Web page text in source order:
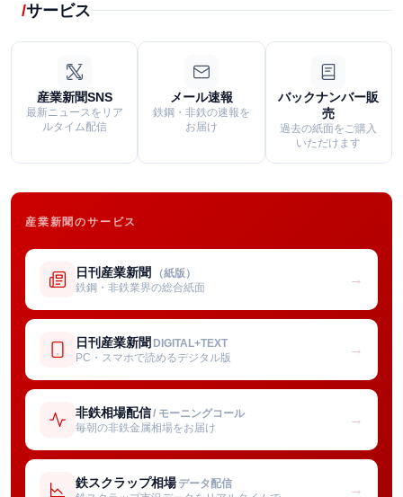
サービス
産業新聞SNS
最新ニュースをリア
ルタイム配信
メール速報
鉄鋼・非鉄の速報を
お届け
バックナンバー販
売
過去の紙面をご購入
いただけます
産業新聞のサービス
日刊産業新聞 （紙版）
鉄鋼・非鉄業界の総合紙面
→
日刊産業新聞 DIGITAL+TEXT
PC・スマホで読めるデジタル版
→
非鉄相場配信/ モーニングコール
毎朝の非鉄金属相場をお届け
→
鉄スクラップ相場 データ配信 →